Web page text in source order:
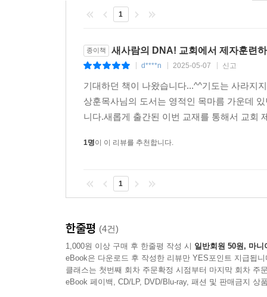
하나님께서는 그분의 형상을 우리에게 주셨습니
고 진짜 우리의 위치입니다. 우리는 천국 가는 길
가는 기쁨을 누릴 수 있습니다. 이 땅에서도 천국
1
종이책 새사람의 DNA! 교회에서 제자훈련
d****n 2025-05-07 신고
기대하던 책이 나왔습니다...^^기도는 사라지
상훈목사님의 도서는 영적인 목마름 가운데
니다.새롭게 출간된 이번 교재를 통해서 교회
1명이 이 리뷰를 추천합니다.
1
한줄평 (4건)
1,000원 이상 구매 후 한줄평 작성 시 일반회원 50원, 마니
eBook은 다운로드 후 작성한 리뷰만 YES포인트 지급됩니
클래스는 첫번째 회차 주문확정 시점부터 마지막 회차 주
eBook 페이백, CD/LP, DVD/Blu-ray, 패션 및 판매금지 상